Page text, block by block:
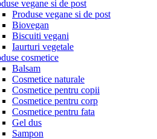
vegane si de post
Produse vegane si de post
Biovegan
Biscuiti vegani
Iaurturi vegetale
cosmetice
Balsam
Cosmetice naturale
Cosmetice pentru copii
Cosmetice pentru corp
Cosmetice pentru fata
Gel dus
Sampon